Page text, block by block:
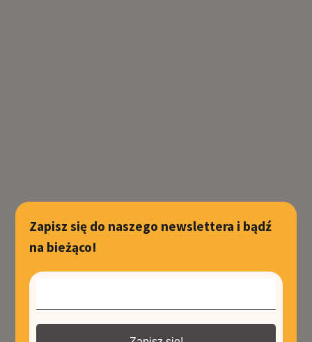
Zapisz się do naszego newslettera i bądź
na bieżąco!